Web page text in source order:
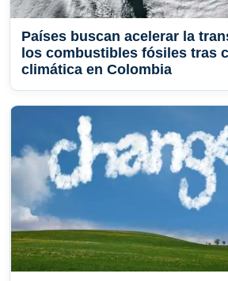
Países buscan acelerar la
los combustibles fósiles tras
climática en Colombia